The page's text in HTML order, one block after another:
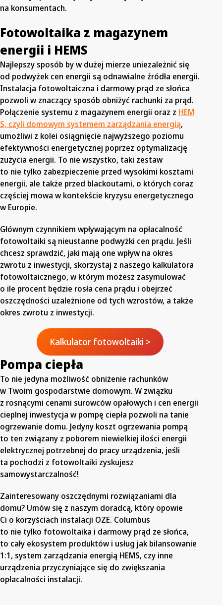
na konsumentach.
Fotowoltaika z magazynem
energii i HEMS
Najlepszy sposób by w dużej mierze uniezależnić się
od podwyżek cen energii są odnawialne źródła energii.
Instalacja fotowoltaiczna i darmowy prąd ze słońca
pozwoli w znaczący sposób obniżyć rachunki za prąd.
Połączenie systemu z magazynem energii oraz z HEM
S, czyli domowym systemem zarządzania energią,
umożliwi z kolei osiągnięcie najwyższego poziomu
efektywności energetycznej poprzez optymalizację
zużycia energii. To nie wszystko, taki zestaw
to nie tylko zabezpieczenie przed wysokimi kosztami
energii, ale także przed blackoutami, o których coraz
częściej mowa w kontekście kryzysu energetycznego
w Europie.
Głównym czynnikiem wpływającym na opłacalność
fotowoltaiki są nieustanne podwyżki cen prądu. Jeśli
chcesz sprawdzić, jaki mają one wpływ na okres
zwrotu z inwestycji, skorzystaj z naszego kalkulatora
fotowoltaicznego, w którym możesz zasymulować
o ile procent będzie rosła cena prądu i obejrzeć
oszczędności uzależnione od tych wzrostów, a także
okres zwrotu z inwestycji.
Kalkulator fotowoltaiki >
Pompa ciepła
To nie jedyna możliwość obniżenie rachunków
w Twoim gospodarstwie domowym. W związku
z rosnącymi cenami surowców opałowych i cen energii
cieplnej inwestycja w pompę ciepła pozwoli na tanie
ogrzewanie domu. Jedyny koszt ogrzewania pompą
to ten związany z poborem niewielkiej ilości energii
elektrycznej potrzebnej do pracy urządzenia, jeśli
ta pochodzi z fotowoltaiki zyskujesz
samowystarczalność!
Zainteresowany oszczędnymi rozwiązaniami dla
domu? Umów się z naszym doradcą, który opowie
Ci o korzyściach instalacji OZE. Columbus
to nie tylko fotowoltaika i darmowy prąd ze słońca,
to cały ekosystem produktów i usług jak bilansowanie
1:1, system zarządzania energią HEMS, czy inne
urządzenia przyczyniające się do zwiększania
opłacalności instalacji.